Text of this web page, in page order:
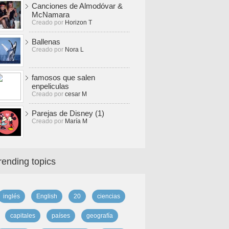
Canciones de Almodóvar &
McNamara
Creado por Horizon T
Ballenas
Creado por Nora L
famosos que salen
enpeliculas
Creado por cesar M
Parejas de Disney (1)
Creado por María M
topics
inglés English 20 ciencias
capitales países geografía